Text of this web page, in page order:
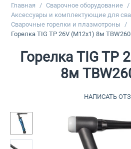
Главная / Сварочное оборудование /
Аксессуары и комплектующие для
Сварочные горелки и плазмотроны /
Горелка TIG TP 26V (М12х1) 8м
Горелка TIG TP
8м
НАПИСАТЬ